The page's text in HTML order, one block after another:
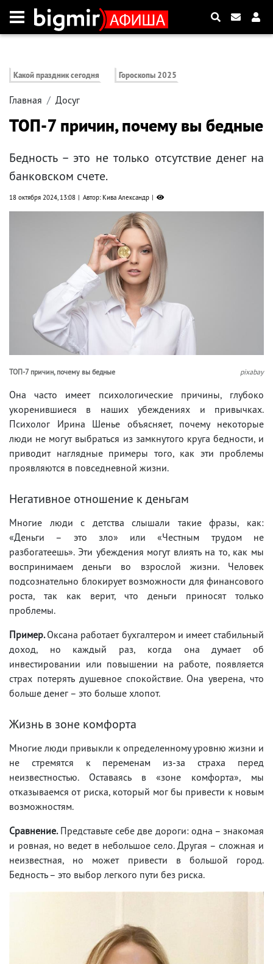
Какой праздник сегодня Гороскопы 2025
Главная Досуг
ТОП-7 причин, почему вы бедные
Бедность – это не только отсутствие денег на
банковском счете.
18 октября 2024, 13:08 Автор: Кива Александр
ТОП-7 причин, почему вы бедные pixabay
Она часто имеет психологические причины, глубоко
укоренившиеся в наших убеждениях и привычках.
Психолог Ирина Шенье объясняет, почему некоторые
люди не могут выбраться из замкнутого круга бедности, и
приводит наглядные примеры того, как эти проблемы
проявляются в повседневной жизни.
Негативное отношение к деньгам
Многие люди с детства слышали такие фразы, как:
«Деньги – это зло» или «Честным трудом не
разбогатеешь». Эти убеждения могут влиять на то, как мы
воспринимаем деньги во взрослой жизни. Человек
подсознательно блокирует возможности для финансового
роста, так как верит, что деньги приносят только
проблемы.
Пример.Оксана работает бухгалтером и имеет стабильный
доход, но каждый раз, когда она думает об
инвестировании или повышении на работе, появляется
страх потерять душевное спокойствие. Она уверена, что
больше денег – это больше хлопот.
Жизнь в зоне комфорта
Многие люди привыкли к определенному уровню жизни и
не стремятся к переменам из-за страха перед
неизвестностью. Оставаясь в «зоне комфорта», мы
отказываемся от риска, который мог бы привести к новым
возможностям.
Сравнение.Представьте себе две дороги: одна – знакомая
и ровная, но ведет в небольшое село. Другая – сложная и
неизвестная, но может привести в большой город.
Бедность – это выбор легкого пути без риска.